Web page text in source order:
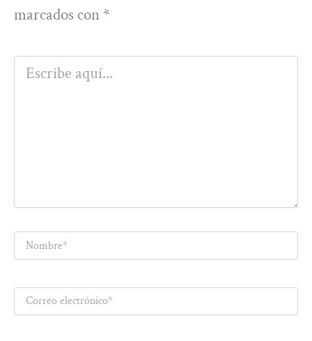
marcados con *
Escribe
aquí...
Nombre*
Correo
electrónico*